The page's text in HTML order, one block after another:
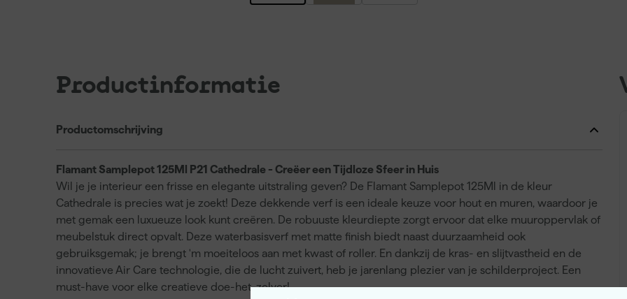
Productinformatie
Productomschrijving
Flamant Samplepot 125Ml P21 Cathedrale - Creëer een Tijdloze Sfeer in Huis
Wil je je interieur een frisse en elegante uitstraling geven? De Flamant Samplepot 125Ml in de kleur
Cathedrale is precies wat je zoekt! Deze dekkende verf is een ideale keuze voor hout en muren, waardoor je
met gemak een luxueuze look kunt creëren. De robuuste kleurdiepte zorgt ervoor dat elke muuroppervlak of
meubelstuk direct opvalt. Deze waterbasisverf met matte finish biedt naast duurzaamheid ook
gebruiksgemak; je brengt 'm moeiteloos aan met kwast of roller. En dankzij de kras- en slijtvastheid en de
innovatieve Air Care technologie, die de lucht zuivert, heb je jarenlang plezier van je schilderproject. Een
must-have voor elke creatieve doe-het-zelver!